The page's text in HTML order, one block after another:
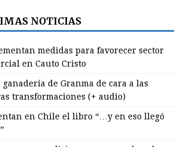
NOTICIAS
medidas para favorecer sector
en Cauto Cristo
ganadería de Granma de cara a las
transformaciones (+ audio)
en Chile el libro “…y en eso llegó